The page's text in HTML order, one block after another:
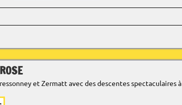
et Zermatt avec des descentes spectaculaires à